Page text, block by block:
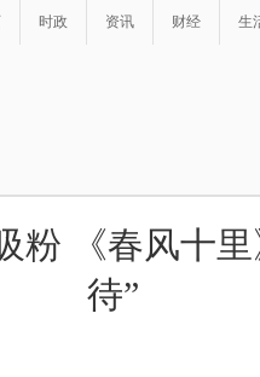
时政 资讯 财经 生
粉 《春风十
待”